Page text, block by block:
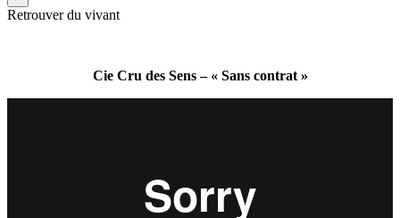
Retrouver du vivant
Cie Cru des Sens – « Sans contrat »